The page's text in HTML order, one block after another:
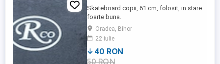
Skateboard copii, 61 cm, folosit, in stare
foarte buna.
Oradea, Bihor
22 iulie
40 RON
50 RON